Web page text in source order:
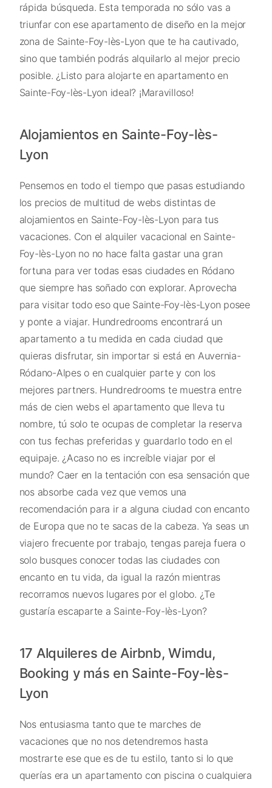
rápida búsqueda. Esta temporada no sólo vas a
triunfar con ese apartamento de diseño en la mejor
zona de Sainte-Foy-lès-Lyon que te ha cautivado,
sino que también podrás alquilarlo al mejor precio
posible. ¿Listo para alojarte en apartamento en
Sainte-Foy-lès-Lyon ideal? ¡Maravilloso!
Alojamientos en Sainte-Foy-lès-
Lyon
Pensemos en todo el tiempo que pasas estudiando
los precios de multitud de webs distintas de
alojamientos en Sainte-Foy-lès-Lyon para tus
vacaciones. Con el alquiler vacacional en Sainte-
Foy-lès-Lyon no no hace falta gastar una gran
fortuna para ver todas esas ciudades en Ródano
que siempre has soñado con explorar. Aprovecha
para visitar todo eso que Sainte-Foy-lès-Lyon posee
y ponte a viajar. Hundredrooms encontrará un
apartamento a tu medida en cada ciudad que
quieras disfrutar, sin importar si está en Auvernia-
Ródano-Alpes o en cualquier parte y con los
mejores partners. Hundredrooms te muestra entre
más de cien webs el apartamento que lleva tu
nombre, tú solo te ocupas de completar la reserva
con tus fechas preferidas y guardarlo todo en el
equipaje. ¿Acaso no es increíble viajar por el
mundo? Caer en la tentación con esa sensación que
nos absorbe cada vez que vemos una
recomendación para ir a alguna ciudad con encanto
de Europa que no te sacas de la cabeza. Ya seas un
viajero frecuente por trabajo, tengas pareja fuera o
solo busques conocer todas las ciudades con
encanto en tu vida, da igual la razón mientras
recorramos nuevos lugares por el globo. ¿Te
gustaría escaparte a Sainte-Foy-lès-Lyon?
17 Alquileres de Airbnb, Wimdu,
Booking y más en Sainte-Foy-lès-
Lyon
Nos entusiasma tanto que te marches de
vacaciones que no nos detendremos hasta
mostrarte ese que es de tu estilo, tanto si lo que
querías era un apartamento con piscina o cualquiera